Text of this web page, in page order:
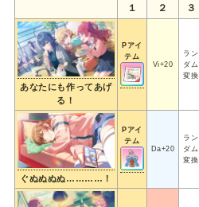
１
２
３
あなたにも作ってあげ
る！
Pアイ
テム
Vi+20
ラン
ダム
変換
ぐぬぬぬぬ…………！
Pアイ
テム
Da+20
ラン
ダム
変換